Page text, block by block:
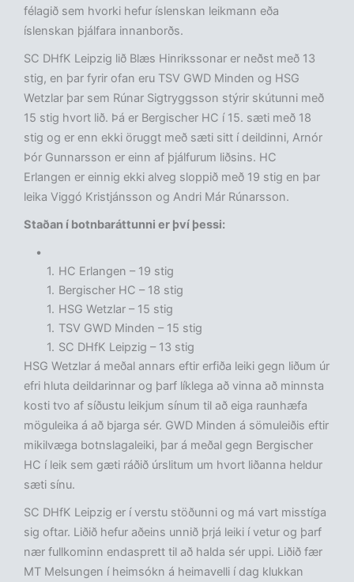
félagið sem hvorki hefur íslenskan leikmann eða
íslenskan þjálfara innanborðs.
SC DHfK Leipzig lið Blæs Hinrikssonar er neðst með 13
stig, en þar fyrir ofan eru TSV GWD Minden og HSG
Wetzlar þar sem Rúnar Sigtryggsson stýrir skútunni með
15 stig hvort lið. Þá er Bergischer HC í 15. sæti með 18
stig og er enn ekki öruggt með sæti sitt í deildinni, Arnór
Þór Gunnarsson er einn af þjálfurum liðsins. HC
Erlangen er einnig ekki alveg sloppið með 19 stig en þar
leika Viggó Kristjánsson og Andri Már Rúnarsson.
Staðan í botnbaráttunni er því þessi:
HC Erlangen – 19 stig
Bergischer HC – 18 stig
HSG Wetzlar – 15 stig
TSV GWD Minden – 15 stig
SC DHfK Leipzig – 13 stig
HSG Wetzlar á meðal annars eftir erfiða leiki gegn liðum úr
efri hluta deildarinnar og þarf líklega að vinna að minnsta
kosti tvo af síðustu leikjum sínum til að eiga raunhæfa
möguleika á að bjarga sér. GWD Minden á sömuleiðis eftir
mikilvæga botnslagaleiki, þar á meðal gegn Bergischer
HC í leik sem gæti ráðið úrslitum um hvort liðanna heldur
sæti sínu.
SC DHfK Leipzig er í verstu stöðunni og má vart misstíga
sig oftar. Liðið hefur aðeins unnið þrjá leiki í vetur og þarf
nær fullkominn endasprett til að halda sér uppi. Liðið fær
MT Melsungen í heimsókn á heimavelli í dag klukkan